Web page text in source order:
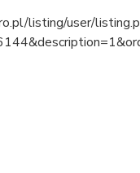
listing/user/